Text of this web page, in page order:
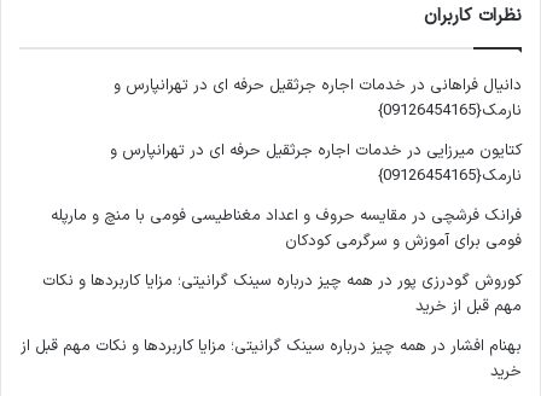
نظرات کاربران
دانیال فراهانی در خدمات اجاره جرثقیل حرفه ای در تهرانپارس و
نارمک{09126454165}
کتایون میرزایی در خدمات اجاره جرثقیل حرفه ای در تهرانپارس و
نارمک{09126454165}
فرانک فرشچی در مقایسه حروف و اعداد مغناطیسی فومی با منچ و مارپله
فومی برای آموزش و سرگرمی کودکان
کوروش گودرزی پور در همه چیز درباره سینک گرانیتی؛ مزایا کاربردها و نکات
مهم قبل از خرید
بهنام افشار در همه چیز درباره سینک گرانیتی؛ مزایا کاربردها و نکات مهم قبل از
خرید